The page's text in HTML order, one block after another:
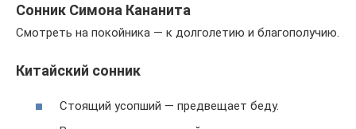
Сонник Симона Кананита
Смотреть на покойника — к долголетию и благополучию.
Китайский сонник
Стоящий усопший — предвещает беду.